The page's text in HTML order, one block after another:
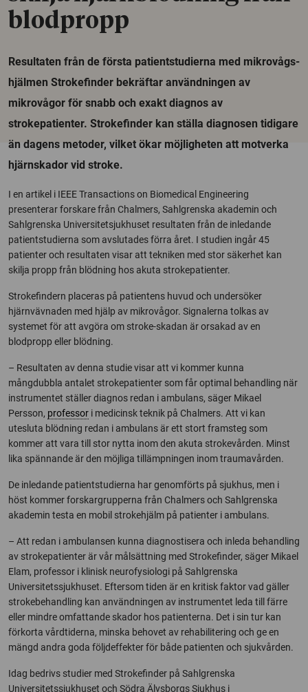
blodpropp
Resultaten från de första patientstudierna med mikrovågs-
hjälmen Strokefinder bekräftar användningen av
mikrovågor för snabb och exakt diagnos av
strokepatienter. Strokefinder kan ställa diagnosen tidigare
än dagens metoder, vilket ökar möjligheten att motverka
hjärnskador vid stroke.
I en artikel i IEEE Transactions on Biomedical Engineering
presenterar forskare från Chalmers, Sahlgrenska akademin och
Sahlgrenska Universitetsjukhuset resultaten från de inledande
patientstudierna som avslutades förra året. I studien ingår 45
patienter och resultaten visar att tekniken med stor säkerhet kan
skilja propp från blödning hos akuta strokepatienter.
Strokefindern placeras på patientens huvud och undersöker
hjärnvävnaden med hjälp av mikrovågor. Signalerna tolkas av
systemet för att avgöra om stroke-skadan är orsakad av en
blodpropp eller blödning.
– Resultaten av denna studie visar att vi kommer kunna
mångdubbla antalet strokepatienter som får optimal behandling när
instrumentet ställer diagnos redan i ambulans, säger Mikael
Persson, professor i medicinsk teknik på Chalmers. Att vi kan
utesluta blödning redan i ambulans är ett stort framsteg som
kommer att vara till stor nytta inom den akuta strokevården. Minst
lika spännande är den möjliga tillämpningen inom traumavården.
De inledande patientstudierna har genomförts på sjukhus, men i
höst kommer forskargrupperna från Chalmers och Sahlgrenska
akademin testa en mobil strokehjälm på patienter i ambulans.
– Att redan i ambulansen kunna diagnostisera och inleda behandling
av strokepatienter är vår målsättning med Strokefinder, säger Mikael
Elam, professor i klinisk neurofysiologi på Sahlgrenska
Universitetssjukhuset. Eftersom tiden är en kritisk faktor vad gäller
strokebehandling kan användningen av instrumentet leda till färre
eller mindre omfattande skador hos patienterna. Det i sin tur kan
förkorta vårdtiderna, minska behovet av rehabilitering och ge en
mängd andra goda följdeffekter för både patienten och sjukvården.
Idag bedrivs studier med Strokefinder på Sahlgrenska
Universitetssjukhuset och Södra Älvsborgs Sjukhus i